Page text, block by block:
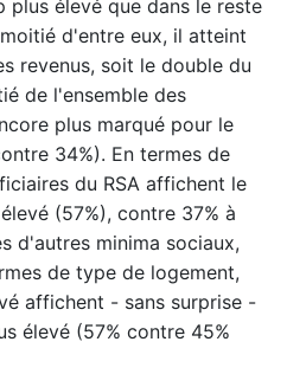
plus élevé que dans le reste
d'entre eux, il atteint
revenus, soit le double du
de l'ensemble des
plus marqué pour le
34%). En termes de
du RSA affichent le
(57%), contre 37% à
d'autres minima sociaux,
de type de logement,
affichent - sans surprise -
élevé (57% contre 45%